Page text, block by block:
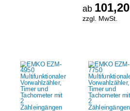
ab 101,20
zzgl. MwSt.